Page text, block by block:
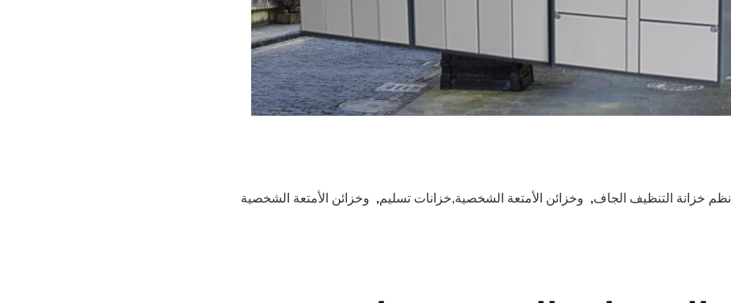
نظم خزانة التنظيف الجاف, وخزائن الأمتعة الشخصية,خزانات تسليم, وخزائن الأمتعة الشخصية